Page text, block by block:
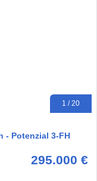
1 / 20
- Potenzial 3-FH
295.000 €